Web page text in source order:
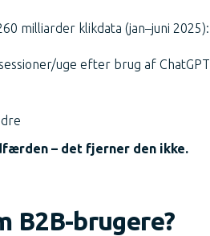
milliarder klikdata (jan–juni 2025):
uge efter brug af ChatGPT
– det fjerner den ikke.
B2B-brugere?